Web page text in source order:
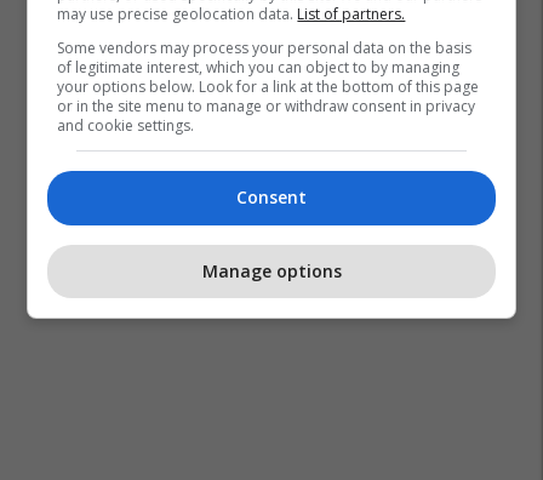
may use precise geolocation data. List of partners.
Some vendors may process your personal data on the basis
of legitimate interest, which you can object to by managing
your options below. Look for a link at the bottom of this page
or in the site menu to manage or withdraw consent in privacy
and cookie settings.
Consent
Manage options